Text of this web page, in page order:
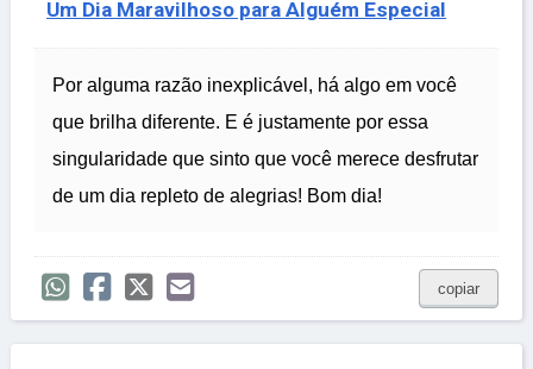
Um Dia Maravilhoso para Alguém Especial
Por alguma razão inexplicável, há algo em você
que brilha diferente. E é justamente por essa
singularidade que sinto que você merece desfrutar
de um dia repleto de alegrias! Bom dia!
copiar